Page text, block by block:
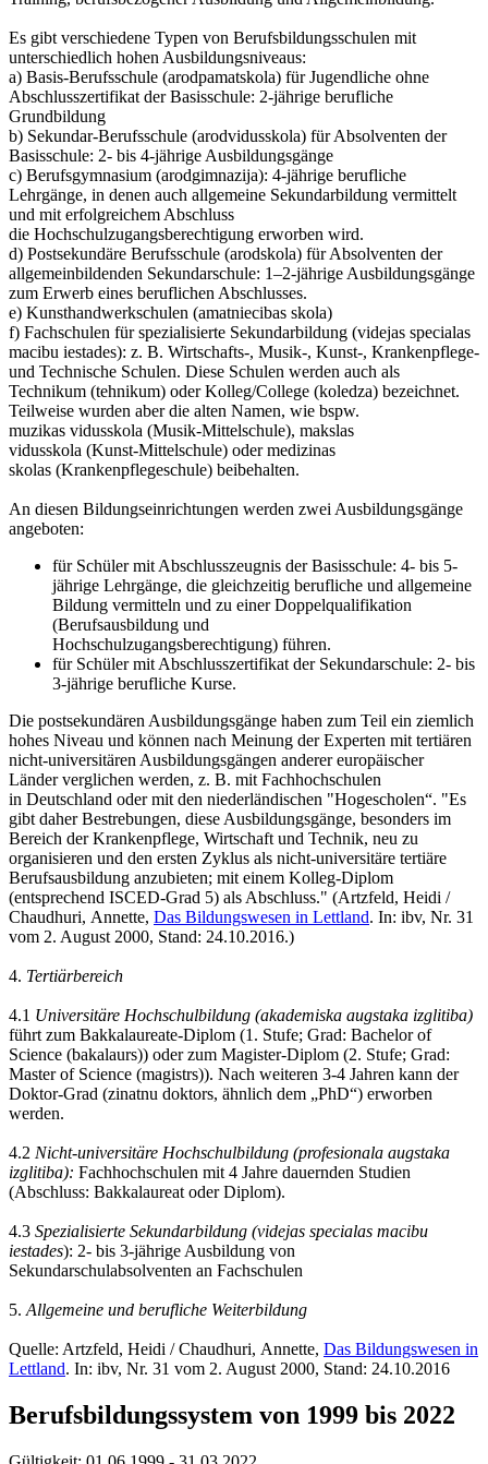
Es gibt verschiedene Typen von Berufsbildungsschulen mit
unterschiedlich hohen Ausbildungsniveaus:
a) Basis-Berufsschule (arodpamatskola) für Jugendliche ohne
Abschlusszertifikat der Basisschule: 2-jährige berufliche
Grundbildung
b) Sekundar-Berufsschule (arodvidusskola) für Absolventen der
Basisschule: 2- bis 4-jährige Ausbildungsgänge
c) Berufsgymnasium (arodgimnazija): 4-jährige berufliche
Lehrgänge, in denen auch allgemeine Sekundarbildung vermittelt
und mit erfolgreichem Abschluss
die Hochschulzugangsberechtigung erworben wird.
d) Postsekundäre Berufsschule (arodskola) für Absolventen der
allgemeinbildenden Sekundarschule: 1–2-jährige Ausbildungsgänge
zum Erwerb eines beruflichen Abschlusses.
e) Kunsthandwerkschulen (amatniecibas skola)
f) Fachschulen für spezialisierte Sekundarbildung (videjas specialas
macibu iestades): z. B. Wirtschafts-, Musik-, Kunst-, Krankenpflege-
und Technische Schulen. Diese Schulen werden auch als
Technikum (tehnikum) oder Kolleg/College (koledza) bezeichnet.
Teilweise wurden aber die alten Namen, wie bspw.
muzikas vidusskola (Musik-Mittelschule), makslas
vidusskola (Kunst-Mittelschule) oder medizinas
skolas (Krankenpflegeschule) beibehalten.
An diesen Bildungseinrichtungen werden zwei Ausbildungsgänge
angeboten:
für Schüler mit Abschlusszeugnis der Basisschule: 4- bis 5-
jährige Lehrgänge, die gleichzeitig berufliche und allgemeine
Bildung vermitteln und zu einer Doppelqualifikation
(Berufsausbildung und
Hochschulzugangsberechtigung) führen.
für Schüler mit Abschlusszertifikat der Sekundarschule: 2- bis
3-jährige berufliche Kurse.
Die postsekundären Ausbildungsgänge haben zum Teil ein ziemlich
hohes Niveau und können nach Meinung der Experten mit tertiären
nicht-universitären Ausbildungsgängen anderer europäischer
Länder verglichen werden, z. B. mit Fachhochschulen
in Deutschland oder mit den niederländischen "Hogescholen“. "Es
gibt daher Bestrebungen, diese Ausbildungsgänge, besonders im
Bereich der Krankenpflege, Wirtschaft und Technik, neu zu
organisieren und den ersten Zyklus als nicht-universitäre tertiäre
Berufsausbildung anzubieten; mit einem Kolleg-Diplom
(entsprechend ISCED-Grad 5) als Abschluss." (Artzfeld, Heidi /
Chaudhuri, Annette, Das Bildungswesen in Lettland. In: ibv, Nr. 31
vom 2. August 2000, Stand: 24.10.2016.)
4. Tertiärbereich
4.1 Universitäre Hochschulbildung (akademiska augstaka izglitiba)
führt zum Bakkalaureate-Diplom (1. Stufe; Grad: Bachelor of
Science (bakalaurs)) oder zum Magister-Diplom (2. Stufe; Grad:
Master of Science (magistrs)). Nach weiteren 3-4 Jahren kann der
Doktor-Grad (zinatnu doktors, ähnlich dem „PhD“) erworben
werden.
4.2 Nicht-universitäre Hochschulbildung (profesionala augstaka
izglitiba): Fachhochschulen mit 4 Jahre dauernden Studien
(Abschluss: Bakkalaureat oder Diplom).
4.3 Spezialisierte Sekundarbildung (videjas specialas macibu
iestades): 2- bis 3-jährige Ausbildung von
Sekundarschulabsolventen an Fachschulen
5. Allgemeine und berufliche Weiterbildung
Quelle: Artzfeld, Heidi / Chaudhuri, Annette, Das Bildungswesen in
Lettland. In: ibv, Nr. 31 vom 2. August 2000, Stand: 24.10.2016
Berufsbildungssystem von 1999 bis 2022